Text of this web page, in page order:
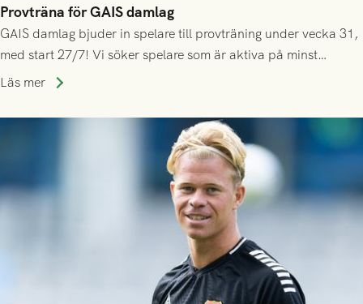
Provträna för GAIS damlag
GAIS damlag bjuder in spelare till provträning under vecka 31,
med start 27/7! Vi söker spelare som är aktiva på minst
division 3-nivå.
Läs mer